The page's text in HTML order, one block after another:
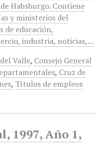
Habsburgo. Contiene
y ministerios del
de educación,
industria, noticias,…
Valle, Consejo General
, Cruz de
, Títulos de empleos
1997, Año 1,